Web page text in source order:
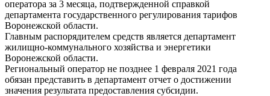
оператора за 3 месяца, подтвержденной справкой
департамента государственного регулирования тарифов
Воронежской области.
Главным распорядителем средств является департамент
жилищно-коммунального хозяйства и энергетики
Воронежской области.
Региональный оператор не позднее 1 февраля 2021 года
обязан представить в департамент отчет о достижении
значения результата предоставления субсидии.